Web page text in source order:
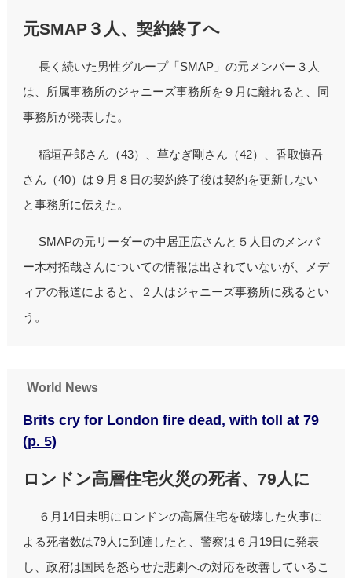
元SMAP３人、契約終了へ
長く続いた男性グループ「SMAP」の元メンバー３人
は、所属事務所のジャニーズ事務所を９月に離れると、同
事務所が発表した。
稲垣吾郎さん（43）、草なぎ剛さん（42）、香取慎吾
さん（40）は９月８日の契約終了後は契約を更新しない
と事務所に伝えた。
SMAPの元リーダーの中居正広さんと５人目のメンバ
ー木村拓哉さんについての情報は出されていないが、メデ
ィアの報道によると、２人はジャニーズ事務所に残るとい
う。
World News
Brits cry for London fire dead, with toll at 79
(p. 5)
ロンドン高層住宅火災の死者、79人に
６月14日未明にロンドンの高層住宅を破壊した火事に
よる死者数は79人に到達したと、警察は６月19日に発表
し、政府は国民を怒らせた悲劇への対応を改善しているこ